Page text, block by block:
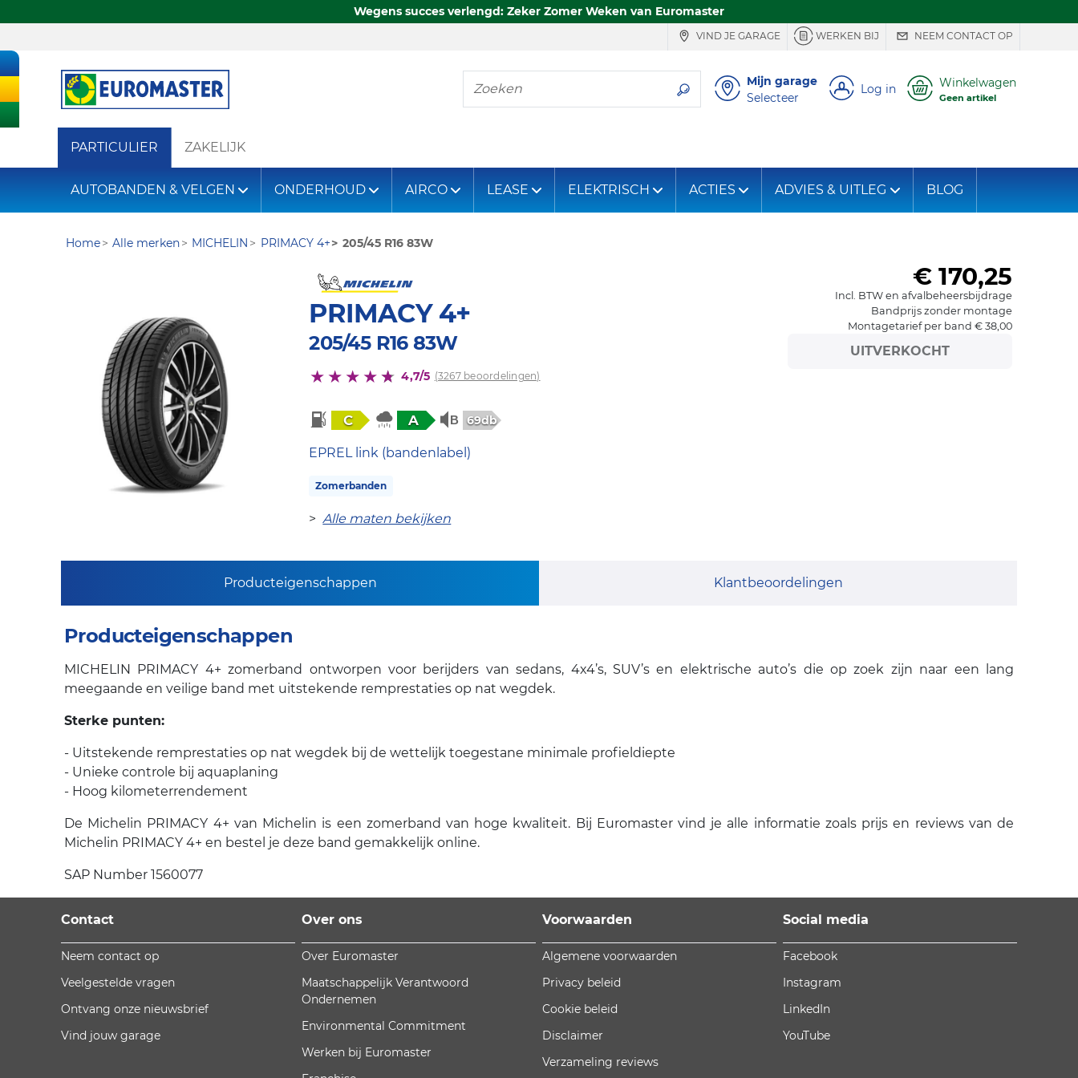
Wegens succes verlengd: Zeker Zomer Weken van Euromaster
VIND JE GARAGE WERKEN BIJ NEEM CONTACT OP
Zoeken
Mijn garage
Selecteer
Log in Winkelwagen
Geen artikel
PARTICULIER ZAKELIJK
AUTOBANDEN & VELGEN ONDERHOUD AIRCO LEASE ELEKTRISCH ACTIES ADVIES & UITLEG BLOG
Home Alle merken MICHELIN PRIMACY 4+ 205/45 R16 83W
PRIMACY 4+
205/45 R16 83W
4,7/5 (3267 beoordelingen)
C A 69db
EPREL link (bandenlabel)
Zomerbanden
>Alle maten bekijken
€ 170,25
Incl. BTW en afvalbeheersbijdrage
Bandprijs zonder montage
Montagetarief per band € 38,00
UITVERKOCHT
Producteigenschappen Klantbeoordelingen
Producteigenschappen
MICHELIN PRIMACY 4+ zomerband ontworpen voor berijders van sedans, 4x4’s, SUV’s en elektrische auto’s die op zoek zijn naar een lang
meegaande en veilige band met uitstekende remprestaties op nat wegdek.
Sterke punten:
- Uitstekende remprestaties op nat wegdek bij de wettelijk toegestane minimale profieldiepte
- Unieke controle bij aquaplaning
- Hoog kilometerrendement
De Michelin PRIMACY 4+ van Michelin is een zomerband van hoge kwaliteit. Bij Euromaster vind je alle informatie zoals prijs en reviews van de
Michelin PRIMACY 4+ en bestel je deze band gemakkelijk online.
SAP Number 1560077
Contact
Neem contact op
Veelgestelde vragen
Ontvang onze nieuwsbrief
Vind jouw garage
Over ons
Over Euromaster
Maatschappelijk Verantwoord
Ondernemen
Environmental Commitment
Werken bij Euromaster
Voorwaarden
Algemene voorwaarden
Privacy beleid
Cookie beleid
Disclaimer
Verzameling reviews
Social media
Facebook
Instagram
LinkedIn
YouTube